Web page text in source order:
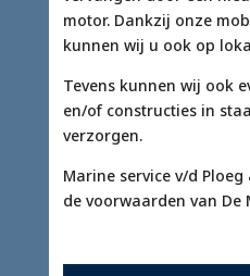
motor. Dankzij onze
kunnen wij u ook op
Tevens kunnen wij ook
en/of constructies in
verzorgen.
Marine service v/d
de voorwaarden van De